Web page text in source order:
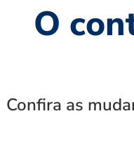
O
Confira as